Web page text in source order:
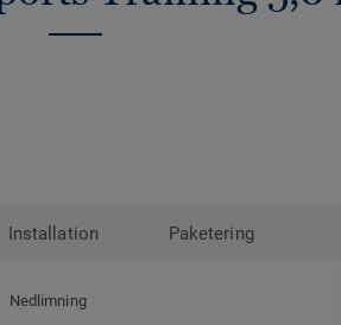
Installation Paketering
Nedlimning